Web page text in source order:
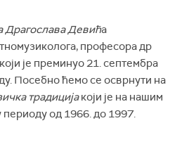
Драгослава Девића
професора др
је преминуо 21. септембра
Посебно ћемо се осврнути на
традицијакоји је на нашим
периоду од 1966. до 1997.